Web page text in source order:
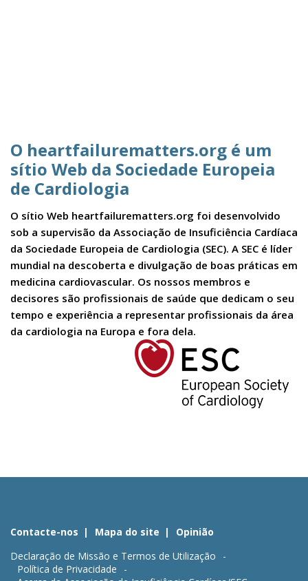
O heartfailurematters.org é um
sítio Web da Sociedade Europeia
de Cardiologia
O sítio Web heartfailurematters.org foi desenvolvido
sob a supervisão da Associação de Insuficiência Cardíaca
da Sociedade Europeia de Cardiologia (SEC). A SEC é líder
mundial na descoberta e divulgação de boas práticas em
medicina cardiovascular. Os nossos membros e
decisores são profissionais de saúde que dedicam o seu
tempo e experiência a representar profissionais da área
da cardiologia na Europa e fora dela.
Contacte-nos Mapa do site
Opinião
Declaração de Missão e Termos de Utilização
Política de Privacidade